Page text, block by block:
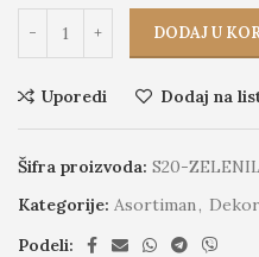
DODAJ U
Uporedi Dodaj na
Šifra proizvoda: S20-
Kategorije: Asortiman ,
Podeli: